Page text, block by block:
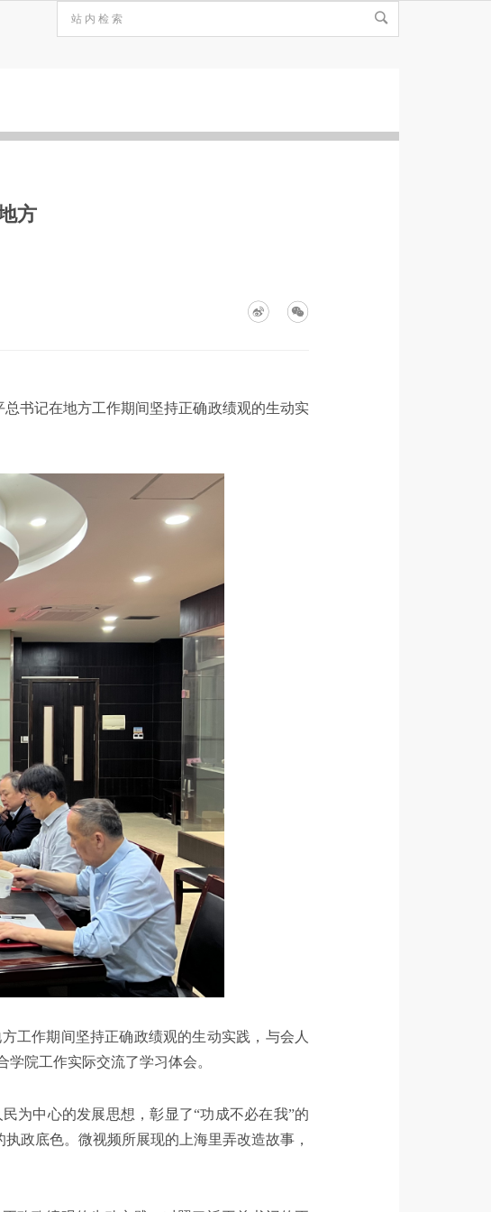
方
书记在地方工作期间坚持正确政绩观的生动实
工作期间坚持正确政绩观的生动实践，与会人
院工作实际交流了学习体会。
为中心的发展思想，彰显了“功成不必在我”的
政底色。微视频所展现的上海里弄改造故事，